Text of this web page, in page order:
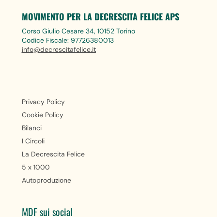
MOVIMENTO PER LA DECRESCITA FELICE APS
Corso Giulio Cesare 34, 10152 Torino
Codice Fiscale: 97726380013
info@decrescitafelice.it
Privacy Policy
Cookie Policy
Bilanci
I Circoli
La Decrescita Felice
5 x 1000
Autoproduzione
MDF sui social